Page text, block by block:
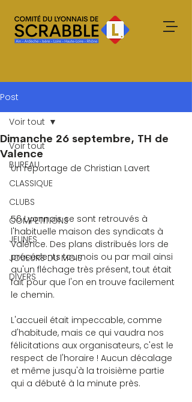
Post
Voir tout
BUREAU
CLASSIQUE
CLUBS
COMPETITIONS
JEUNES
JOUEURS DU MOIS
DIVERS
Voir tout
Dimanche 26 septembre, TH de
Valence
Un reportage de Christian Lavert
56 Lyonnais se sont retrouvés à
l'habituelle maison des syndicats à
Valence. Des plans distribués lors de
précédents tournois ou par mail ainsi
qu'un fléchage très présent, tout était
fait pour que l'on en trouve facilement
le chemin.
L'accueil était impeccable, comme
d'habitude, mais ce qui vaudra nos
félicitations aux organisateurs, c'est le
respect de l'horaire ! Aucun décalage
et même jusqu'à la troisième partie
qui a débuté à la minute près.